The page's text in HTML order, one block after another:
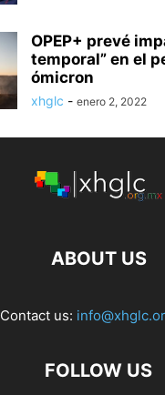
OPEP+ prevé
temporal” en el
ómicron
xhglc - enero 2, 2022
ABOUT US
Contact us:
FOLLOW US